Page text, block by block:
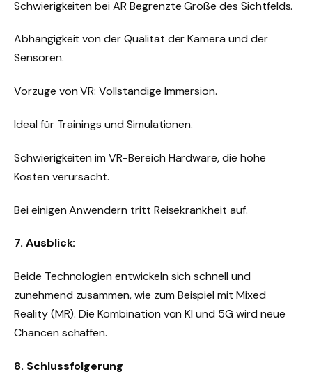
Schwierigkeiten bei AR Begrenzte Größe des Sichtfelds.
Abhängigkeit von der Qualität der Kamera und der
Sensoren.
Vorzüge von VR: Vollständige Immersion.
Ideal für Trainings und Simulationen.
Schwierigkeiten im VR-Bereich Hardware, die hohe
Kosten verursacht.
Bei einigen Anwendern tritt Reisekrankheit auf.
7. Ausblick:
Beide Technologien entwickeln sich schnell und
zunehmend zusammen, wie zum Beispiel mit Mixed
Reality (MR). Die Kombination von KI und 5G wird neue
Chancen schaffen.
8. Schlussfolgerung